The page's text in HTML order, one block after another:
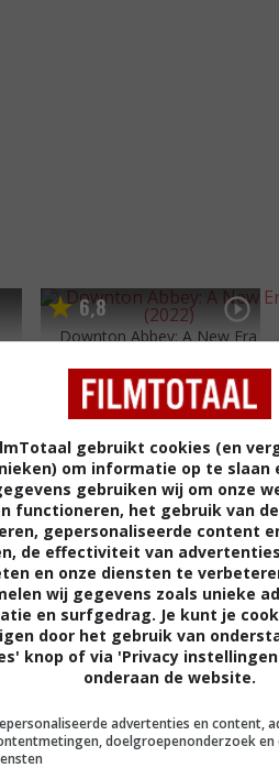
6,8
Downton Abbey: A New Era
The Imitation Game (2014)
gebruikt cookies (en
om informatie op te slaan
gebruiken wij om onze
functioneren, het gebruik van
gepersonaliseerde content
de effectiviteit van
en onze diensten te
wij gegevens zoals unieke
en surfgedrag. Je kunt je
door het gebruik van
knop of via 'Privacy
onderaan de website.
advertenties en content,
doelgroepenonderzoek